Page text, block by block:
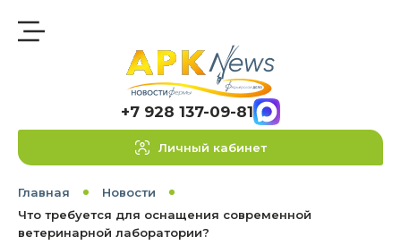
+7 928 137-09-81
Личный кабинет
Главная
Новости
Что требуется для оснащения современной
ветеринарной лаборатории?